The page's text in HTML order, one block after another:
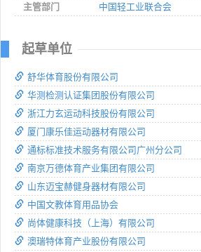
主管部门
中国轻工业联合会
起草单位
舒华体育股份有限公司
华测检测认证集团股份有限公司
浙江力玄运动科技股份有限公司
厦门康乐佳运动器材有限公司
通标标准技术服务有限公司广州分公司
南京万德体育产业集团有限公司
山东迈宝赫健身器材有限公司
中国文教体育用品协会
尚体健康科技（上海）有限公司
澳瑞特体育产业股份有限公司